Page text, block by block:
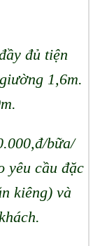
đủ tiện
1,6m.
bữa/
yêu cầu đặc
kiêng) và